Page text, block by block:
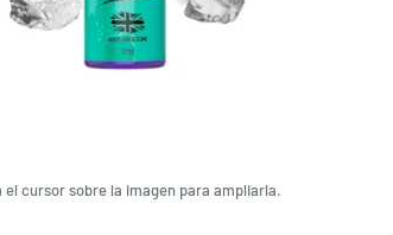
el cursor sobre la imagen para ampliarla.